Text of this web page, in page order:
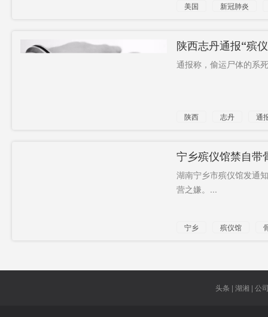
美国 新冠肺炎
陕西志丹通报“殡
通报称，偷运尸体的系
陕西 志丹
通
宁乡殡仪馆禁自带
湖南宁乡市殡仪馆发通
营之嫌。...
宁乡 殡仪馆
头条 | 湖湘 | 公